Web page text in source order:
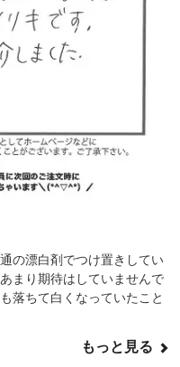
の漂白剤でつけ置きしてい
まり期待はしていませんで
落ちて白くなっていたこと
もっと見る